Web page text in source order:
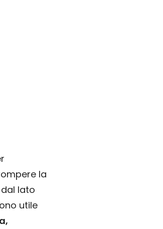
la
lato
utile